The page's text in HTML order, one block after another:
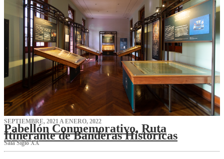
SEPTIEMBRE, 2021 A ENERO, 2022
Pabellón Conmemorativo, Ruta
Itinerante de Banderas Históricas
Sala Siglo XX